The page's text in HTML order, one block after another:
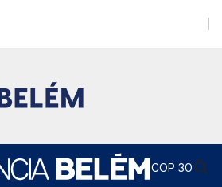
COP 30